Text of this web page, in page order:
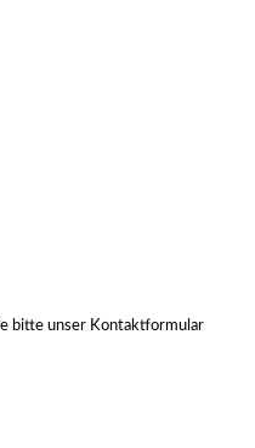
bitte unser Kontaktformular